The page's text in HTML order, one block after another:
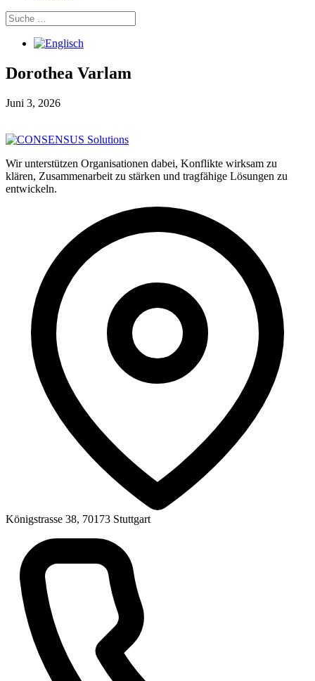
Dorothea Varlam
Juni 3, 2026
Wir unterstützen Organisationen dabei, Konflikte wirksam zu
klären, Zusammenarbeit zu stärken und tragfähige Lösungen zu
entwickeln.
Königstrasse 38, 70173 Stuttgart